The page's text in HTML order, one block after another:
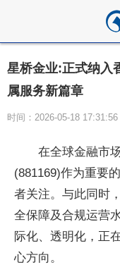
星桥金业:正式纳入
属服务新篇章
时间：2026-05-18
在全球金融市
(881169)作为重要
者关注。与此同时
全保障及合规运营
际化、透明化，正
心方向。